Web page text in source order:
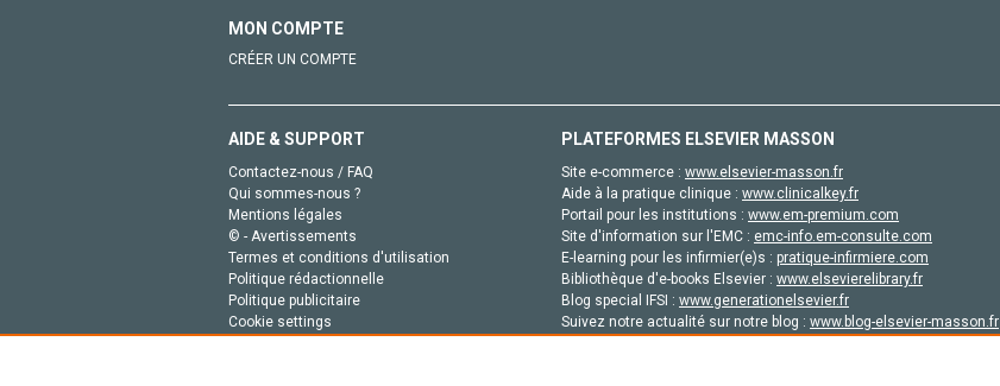
MON COMPTE
CRÉER UN COMPTE
AIDE & SUPPORT
Contactez-nous / FAQ
Qui sommes-nous ?
Mentions légales
© - Avertissements
Termes et conditions d'utilisation
Politique rédactionnelle
Politique publicitaire
Cookie settings
PLATEFORMES ELSEVIER MASSON
Site e-commerce : www.elsevier-masson.fr
Aide à la pratique clinique : www.clinicalkey.fr
Portail pour les institutions : www.em-premium.com
Site d'information sur l'EMC : emc-info.em-consulte.com
E-learning pour les infirmier(e)s : pratique-infirmiere.com
Bibliothèque d'e-books Elsevier : www.elsevierelibrary.fr
Blog special IFSI : www.generationelsevier.fr
Suivez notre actualité sur notre blog : www.blog-elsevier-masson.fr